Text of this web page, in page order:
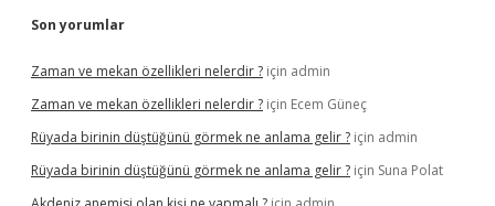
Son yorumlar
Zaman ve mekan özellikleri nelerdir ? için admin
Zaman ve mekan özellikleri nelerdir ? için Ecem Güneç
Rüyada birinin düştüğünü görmek ne anlama gelir ? için admin
Rüyada birinin düştüğünü görmek ne anlama gelir ? için Suna Polat